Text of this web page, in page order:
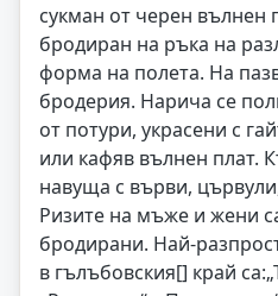
сукман от черен вълнен
бродиран на ръка на
форма на полета. На
бродерия. Нарича се
от потури, украсени с
или кафяв вълнен плат.
навуща с върви,
Ризите на мъже и жени
бродирани. Най-
в гълъбовския[] край